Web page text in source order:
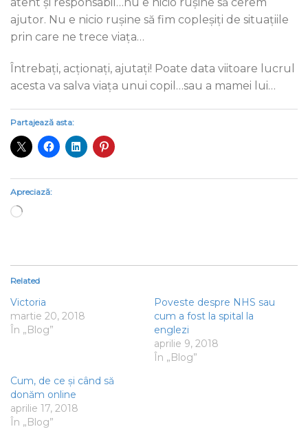
ajutor. Nu e nicio rușine să fim copleșiți de situațiile
prin care ne trece viața…
Întrebați, acționați, ajutați! Poate data viitoare lucrul
acesta va salva viața unui copil…sau a mamei lui…
Partajează asta:
Apreciază:
Încarc...
Related
Victoria
martie 20, 2018
În „Blog”
Poveste despre NHS sau
cum a fost la spital la
englezi
aprilie 9, 2018
În „Blog”
Cum, de ce și când să
donăm online
aprilie 17, 2018
În „Blog”